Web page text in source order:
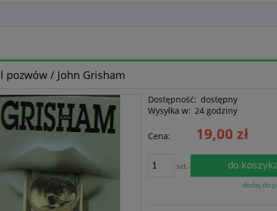
pozwów / John Grisham
Dostępność: dostępny
Wysyłka w: 24 godziny
Cena: 19,00 zł
szt. do
dodaj do